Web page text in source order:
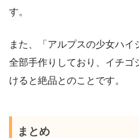
す。
また、「アルプスの少女ハ
全部手作りしており、イチゴ
けると絶品とのことです。
まとめ